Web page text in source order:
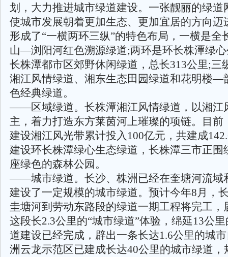
划，大力推进城市绿道建设。一张靓丽的绿道
使城市发展朝着更加生态、更加宜居的方向迈
形成了“一横两环三纵”的特色布局，一横是全
山—浏阳河红色溯源绿道;两环是环长株潭绿
长株潭都市区郊野休闲绿道，总长313公里;三
湘江风情绿道、湘东生态田园绿道和花明楼
色经典绿道。
——区域绿道。长株潭湘江风情绿道，以湘江
主，着力打造东方莱茵河上璀璨的项链。目前
建设湘江风光带累计投入100亿元，共建成
建设环长株潭绿心生态绿道，长株潭三市正围
座绿色的森林公园。
——城市绿道。长沙、株洲已经在奎塘河流域
建设了一定规模的城市绿道。预计今年8月，
圭塘河到劳动东路段的绿道一期工程将完工，
这段长2.3公里的“城市绿道”体验，绵延13公
道建设已经完成，辟出一条长达1.6公里的城
洲云龙示范区已建成长达40公里的城市绿道，